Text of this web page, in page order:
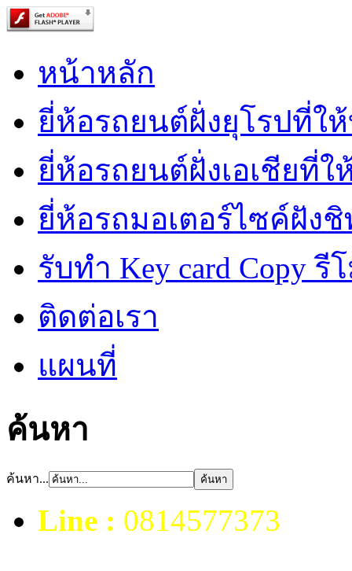
หน้าหลัก
ยี่ห้อรถยนต์ฝั่งยุโรปที่ใ
ยี่ห้อรถยนต์ฝั่งเอเชียที่ใ
ยี่ห้อรถมอเตอร์ไซค์ฝัง
รับทำ Key card Copy
ติดต่อเรา
แผนที่
ค้นหา
ค้นหา...
Line : 0814577373